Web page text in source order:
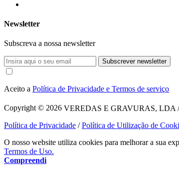
Newsletter
Subscreva a nossa newsletter
Subscrever newsletter
Aceito a Política de Privacidade e Termos de serviço
Copyright © 2026 VEREDAS E GRAVURAS, LDA /
Política de Privacidade /Política de Utilização de
O nosso website utiliza cookies para melhorar a sua
Termos de Uso.
Compreendi